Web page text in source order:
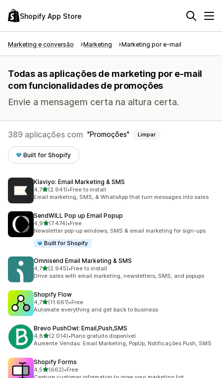
Shopify App Store
Marketing e conversão Marketing Marketing por e-mail
Todas as aplicações de marketing por e-mail
com funcionalidades de promoções
Envie a mensagem certa na altura certa.
389 aplicações com Promoções Limpar
Built for Shopify
Klaviyo: Email Marketing & SMS
4,7de 5 estrelas
(2.941)
2941 total de avaliações
•Free to install
Email marketing, SMS, & WhatsApp that turn messages into sales
SendWILL Pop up Email Popup
4,9de 5 estrelas
(7.474)
7474 total de avaliações
•Free
Newsletter pop-up windows, SMS & email marketing for sign-ups
Built for Shopify
Omnisend Email Marketing & SMS
4,7de 5 estrelas
(2.945)
2945 total de avaliações
•Free to install
Drive sales with email marketing, newsletters, SMS, and popups
Shopify Flow
4,7de 5 estrelas
(11.661)
11661 total de avaliações
•Free
Automate everything and get back to business
Brevo PushOwl: Email,Push,SMS
4,8de 5 estrelas
(2.014)
2014 total de avaliações
•Plano gratuito disponível
Aumente Vendas: Email Marketing, PopUp, Notificações Push, SMS
Shopify Forms
4,5de 5 estrelas
(662)
662 total de avaliações
•Free